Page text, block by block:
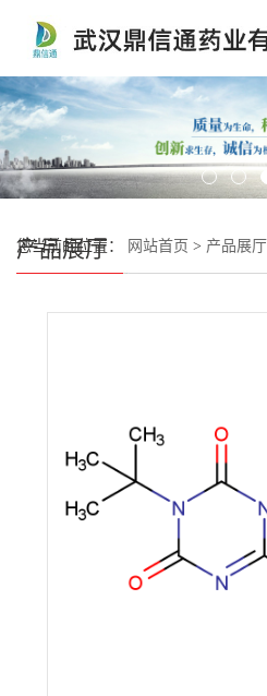
产品展厅
您当前的位置： 网站首页 > 产品展厅